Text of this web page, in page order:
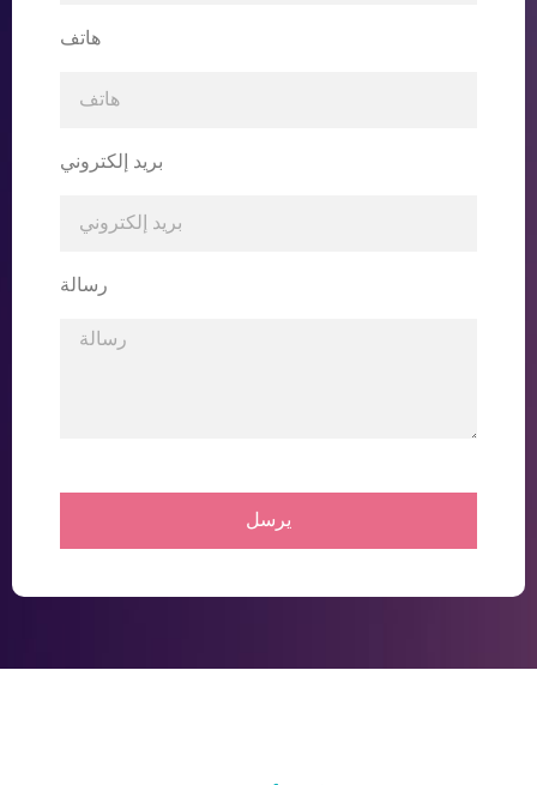
هاتف
بريد إلكتروني
رسالة
يرسل